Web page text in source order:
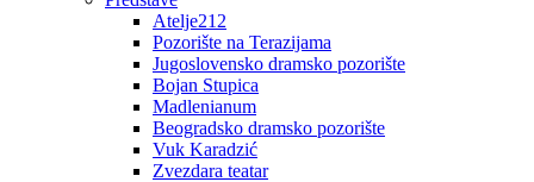
Atelje212
Pozorište na Terazijama
Jugoslovensko dramsko pozorište
Bojan Stupica
Madlenianum
Beogradsko dramsko pozorište
Vuk Karadzić
Zvezdara teatar